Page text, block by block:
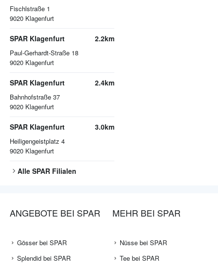
Fischlstraße 1
9020 Klagenfurt
SPAR Klagenfurt
Paul-Gerhardt-Straße 18
9020 Klagenfurt
2.2km
SPAR Klagenfurt
Bahnhofstraße 37
9020 Klagenfurt
2.4km
SPAR Klagenfurt
Heiligengeistplatz 4
9020 Klagenfurt
3.0km
Alle SPAR Filialen
ANGEBOTE BEI SPAR
Gösser bei SPAR
Splendid bei SPAR
MEHR BEI SPAR
Nüsse bei SPAR
Tee bei SPAR